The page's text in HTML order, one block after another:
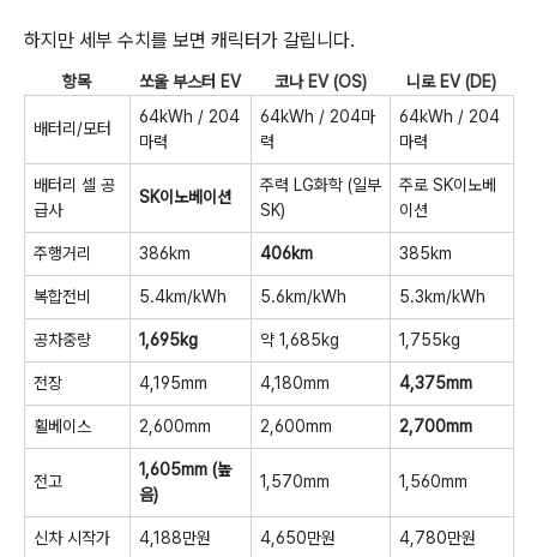
하지만 세부 수치를 보면 캐릭터가 갈립니다.
항목 쏘울 부스터 EV 코나 EV (OS) 니로 EV (DE)
배터리/모터
64kWh / 204
마력
64kWh / 204마
력
64kWh / 204
마력
배터리 셀 공
급사
SK이노베이션
주력 LG화학 (일부
SK)
주로 SK이노베
이션
주행거리 386km 406km 385km
복합전비 5.4km/kWh 5.6km/kWh 5.3km/kWh
공차중량 1,695kg 약 1,685kg 1,755kg
전장 4,195mm 4,180mm 4,375mm
휠베이스 2,600mm 2,600mm 2,700mm
전고
1,605mm (높
음)
1,570mm 1,560mm
신차 시작가 4,188만원 4,650만원 4,780만원